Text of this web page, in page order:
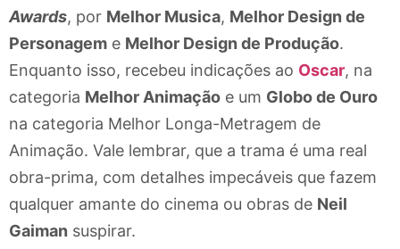
Awards, por Melhor Musica, Melhor Design de
Personagem e Melhor Design de Produção.
Enquanto isso, recebeu indicações ao Oscar, na
categoria Melhor Animação e um Globo de Ouro
na categoria Melhor Longa-Metragem de
Animação. Vale lembrar, que a trama é uma real
obra-prima, com detalhes impecáveis que fazem
qualquer amante do cinema ou obras de Neil
Gaiman suspirar.